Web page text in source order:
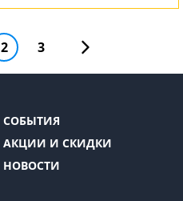
2 3
СОБЫТИЯ
АКЦИИ И СКИДКИ
НОВОСТИ